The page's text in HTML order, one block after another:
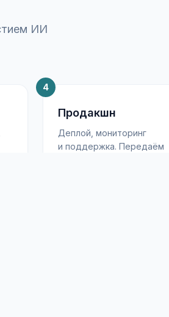
ИИ
4
Продакшн
Деплой, мониторинг
и поддержка. Передаём